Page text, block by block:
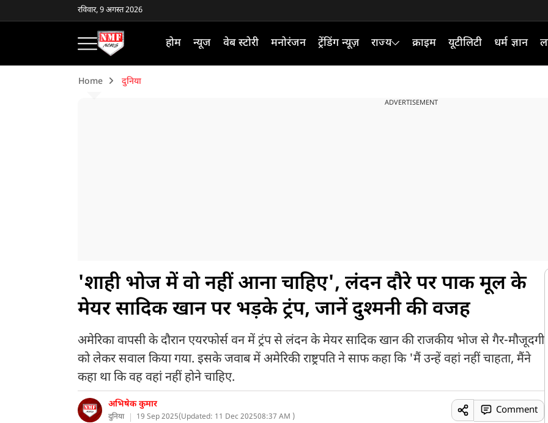
रविवार, 9 अगस्त 2026
होम न्यूज वेब स्टोरी मनोरंजन ट्रेंडिंग न्यूज़ राज्य क्राइम यूटीलिटी धर्म ज्ञान
Home दुनिया
ADVERTISEMENT
'शाही भोज में वो नहीं आना चाहिए', लंदन दौरे पर पाक मूल के
मेयर सादिक खान पर भड़के ट्रंप, जानें दुश्मनी की वजह
अमेरिका वापसी के दौरान एयरफोर्स वन में ट्रंप से लंदन के मेयर सादिक खान की राजकीय भोज से गैर-मौजूदगी
को लेकर सवाल किया गया. इसके जवाब में अमेरिकी राष्ट्रपति ने साफ कहा कि 'मैं उन्हें वहां नहीं चाहता, मैंने
कहा था कि वह वहां नहीं होने चाहिए.
अभिषेक कुमार
दुनिया 19 Sep 2025(Updated: 11 Dec 202508:37 AM )
Comment